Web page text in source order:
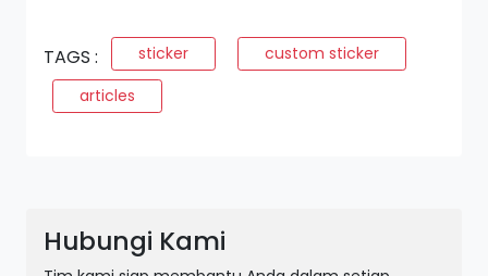
TAGS : sticker
custom sticker
articles
Hubungi Kami